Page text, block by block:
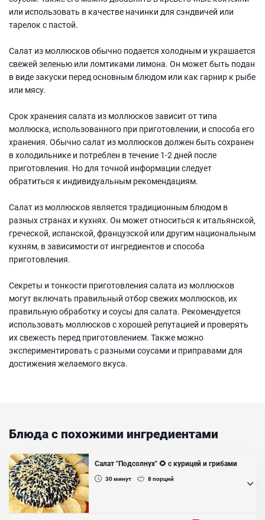
или использовать в качестве начинки для сэндвичей или
тарелок с пастой.
Салат из моллюсков обычно подается холодным и украшается
свежей зеленью или ломтиками лимона. Он может быть подан
в виде закуски перед основным блюдом или как гарнир к рыбе
или мясу.
Срок хранения салата из моллюсков зависит от типа
моллюска, использованного при приготовлении, и способа его
хранения. Обычно салат из моллюсков должен быть сохранен
в холодильнике и потреблен в течение 1-2 дней после
приготовления. Но для точной информации следует
обратиться к индивидуальным рекомендациям.
Салат из моллюсков является традиционным блюдом в
разных странах и кухнях. Он может относиться к итальянской,
греческой, испанской, французской или другим национальным
кухням, в зависимости от ингредиентов и способа
приготовления.
Секреты и тонкости приготовления салата из моллюсков
могут включать правильный отбор свежих моллюсков, их
правильную обработку и соусы для салата. Рекомендуется
использовать моллюсков с хорошей репутацией и проверять
их свежесть перед приготовлением. Также можно
экспериментировать с разными соусами и приправами для
достижения желаемого вкуса.
Блюда с похожими ингредиентами
Салат "Подсолнух" 🌻 с курицей и грибами
30минут 8порций